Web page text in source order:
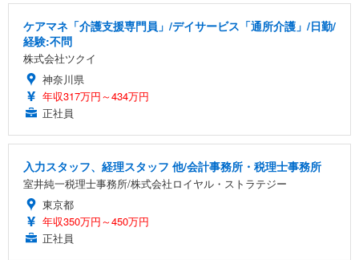
ケアマネ「介護支援専門員」/デイサービス「通所介護」/日勤/
経験:不問
株式会社ツクイ
神奈川県
年収317万円～434万円
正社員
入力スタッフ、経理スタッフ 他/会計事務所・税理士事務所
室井純一税理士事務所/株式会社ロイヤル・ストラテジー
東京都
年収350万円～450万円
正社員